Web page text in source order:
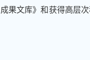
果文库》和获得高层